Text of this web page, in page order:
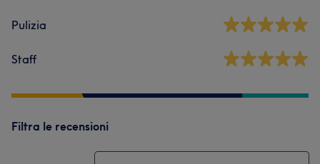
Pulizia
Staff
Filtra le recensioni